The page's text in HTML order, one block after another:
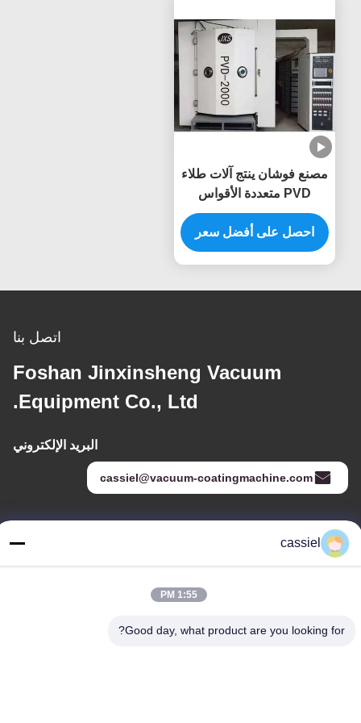
مصنع فوشان ينتج آلات طلاء
PVD متعددة الأقواس
للأجزاء المختلفة والملحقات
احصل على أفضل سعر
اتصل بنا
Foshan Jinxinsheng Vacuum
Equipment Co., Ltd.
البريد الإلكتروني
cassiel@vacuum-coatingmachine.com
عنواننا
العنوان
رقم 14 الشارع الأول ، حديقة دافنغتيان الصناعية ، منطقة نانهاي ، مدينة
cassiel
1:55 PM
Good day, what product are you looking for?